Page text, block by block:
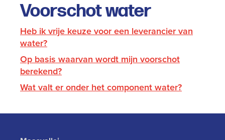
Voorschot water
Heb ik vrije keuze voor een leverancier van
water?
Op basis waarvan wordt mijn voorschot
berekend?
Wat valt er onder het component water?